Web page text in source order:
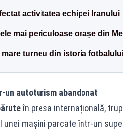
activitatea echipei Iranului
mai periculoase orașe din
mare turneu din istoria fotbalului
un autoturism abandonat
în presa internațională,
mașini parcate într-un